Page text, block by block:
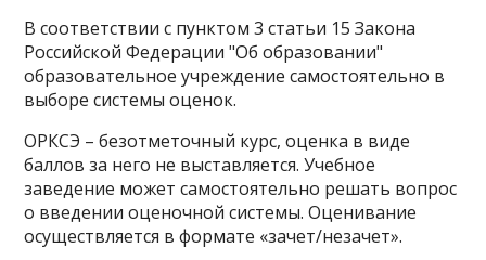
В соответствии с пунктом 3 статьи 15 Закона
Российской Федерации "Об образовании"
образовательное учреждение самостоятельно в
выборе системы оценок.
ОРКСЭ – безотметочный курс, оценка в виде
баллов за него не выставляется. Учебное
заведение может самостоятельно решать вопрос
о введении оценочной системы. Оценивание
осуществляется в формате «зачет/незачет».